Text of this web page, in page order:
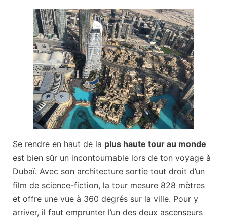
Se rendre en haut de la plus haute tour au monde
est bien sûr un incontournable lors de ton voyage à
Dubaï. Avec son architecture sortie tout droit d’un
film de science-fiction, la tour mesure 828 mètres
et offre une vue à 360 degrés sur la ville. Pour y
arriver, il faut emprunter l’un des deux ascenseurs